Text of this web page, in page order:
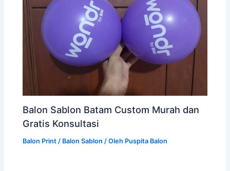
Balon Sablon Batam Custom Murah dan
Gratis Konsultasi
Balon Print / Balon Sablon / Oleh Puspita Balon